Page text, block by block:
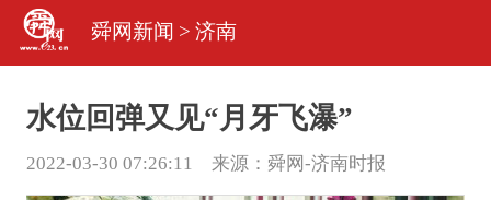
舜网新闻 > 济南
水位回弹又见“月牙飞瀑”
2022-03-30 07:26:11 来源： 舜网-济南时报